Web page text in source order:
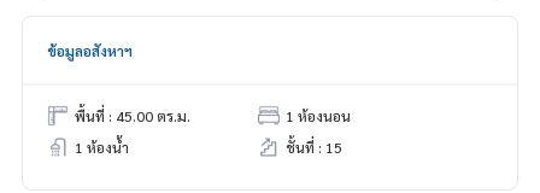
ข้อมูลอสังหาฯ
พื้นที่ : 45.00 ตร.ม.
1 ห้องนอน
1 ห้องน้ำ
ชั้นที่ : 15